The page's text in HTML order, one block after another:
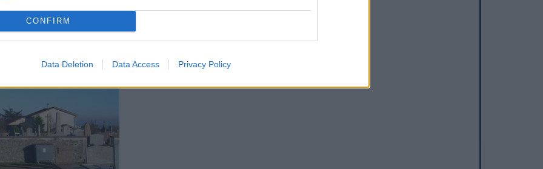
CONFIRM
Data Deletion Data Access Privacy Policy